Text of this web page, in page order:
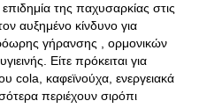
της παχυσαρκίας στις
αυξημένο κίνδυνο για
γήρανσης , ορμονικών
Είτε πρόκειται για
cola, καφεϊνούχα, ενεργειακά
περιέχουν σιρόπι